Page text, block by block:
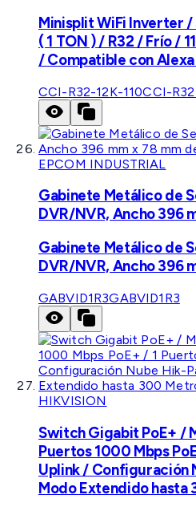
Minisplit WiFi Inverter /
( 1 TON ) / R32 / Frío /
/ Compatible con
CCI-R32-12K-110CCI-
EPCOM INDUSTRIAL
Gabinete Metálico de
DVR/NVR, Ancho 396
Gabinete Metálico de
DVR/NVR, Ancho 396
GABVID1R3GABVID1R3
HIKVISION
Switch Gigabit PoE+ /
Puertos 1000 Mbps
Uplink / Configuración
Modo Extendido